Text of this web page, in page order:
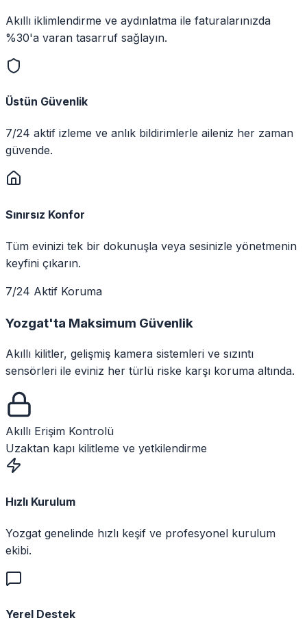
Akıllı iklimlendirme ve aydınlatma ile faturalarınızda
%30'a varan tasarruf sağlayın.
Üstün Güvenlik
7/24 aktif izleme ve anlık bildirimlerle aileniz her zaman
güvende.
Sınırsız Konfor
Tüm evinizi tek bir dokunuşla veya sesinizle yönetmenin
keyfini çıkarın.
7/24 Aktif Koruma
Yozgat'ta Maksimum Güvenlik
Akıllı kilitler, gelişmiş kamera sistemleri ve sızıntı
sensörleri ile eviniz her türlü riske karşı koruma altında.
Akıllı Erişim Kontrolü
Uzaktan kapı kilitleme ve yetkilendirme
Hızlı Kurulum
Yozgat genelinde hızlı keşif ve profesyonel kurulum
ekibi.
Yerel Destek